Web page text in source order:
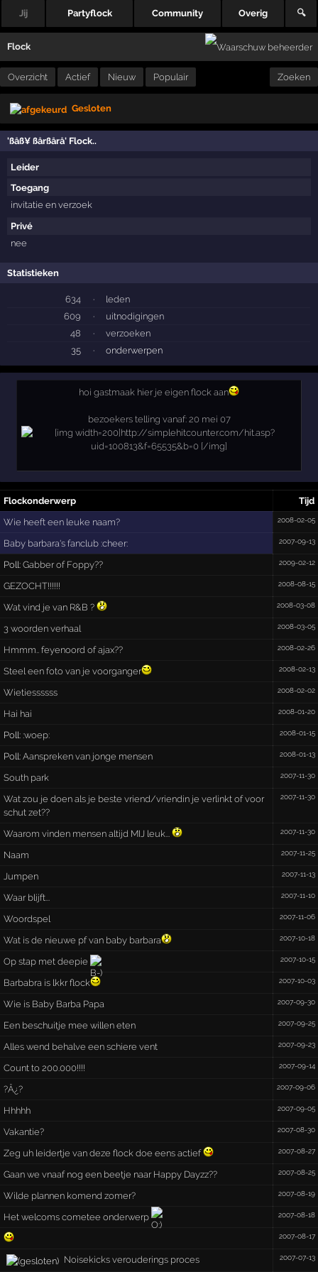
Jij Partyflock Community Overig 🔍
Flock
Overzicht Actief Nieuw Populair Zoeken
Gesloten
'ßåß¥ ßårßårå' Flock..
Leider
Toegang
invitatie en verzoek
Privé
nee
Statistieken
634 ·
leden
609
·
uitnodigingen
48
·
verzoeken
35
· onderwerpen
hoi gastmaak hier je eigen flock aan
bezoekers telling vanaf: 20 mei 07
Flockonderwerp
Tijd
Wie heeft een leuke naam?
2008-02-05
Baby barbara's fanclub :cheer: 2007-09-13
Poll:Gabber of Foppy?? 2009-02-12
GEZOCHT!!!!!! 2008-08-15
Wat vind je van R&B ? 2008-03-08
3 woorden verhaal 2008-03-05
Hmmm.. feyenoord of ajax?? 2008-02-26
Steel een foto van je voorganger 2008-02-13
Wietiessssss 2008-02-02
Hai hai 2008-01-20
Poll: :woep: 2008-01-15
Poll:Aanspreken van jonge mensen 2008-01-13
South park 2007-11-30
Wat zou je doen als je beste vriend/vriendin je verlinkt of voor
schut zet??
2007-11-30
Waarom vinden mensen altijd MIJ leuk... 2007-11-30
Naam 2007-11-25
Jumpen 2007-11-13
Waar blijft... 2007-11-10
Woordspel 2007-11-06
Wat is de nieuwe pf van baby barbara 2007-10-18
Op stap met deepie 2007-10-15
Barbabra is lkkr flock 2007-10-03
Wie is Baby Barba Papa 2007-09-30
Een beschuitje mee willen eten 2007-09-25
Alles wend behalve een schiere vent 2007-09-23
Count to 200.000!!!! 2007-09-14
?Â¿? 2007-09-06
Hhhhh 2007-09-05
Vakantie? 2007-08-30
Zeg uh leidertje van deze flock doe eens actief 2007-08-27
Gaan we vnaaf nog een beetje naar Happy Dayzz?? 2007-08-25
Wilde plannen komend zomer? 2007-08-19
Het welcoms cometee onderwerp 2007-08-18
2007-08-17
Noisekicks verouderings proces 2007-07-13